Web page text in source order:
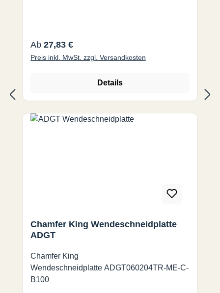
Regulärer Preis:
Ab 27,83 €
Preis inkl. MwSt. zzgl. Versandkosten
Details
Chamfer King Wendeschneidplatte
ADGT
Chamfer King
Wendeschneidplatte ADGT060204TR-ME-C-
B100